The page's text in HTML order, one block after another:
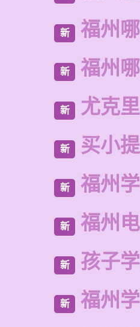
新 福州
新 福州
新 尤克
新 买小
新 福州
新 福州
新 孩子
新 福州